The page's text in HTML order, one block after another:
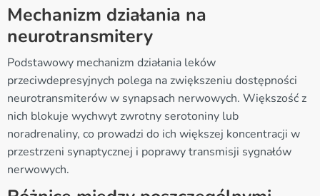
Mechanizm działania na
neurotransmitery
Podstawowy mechanizm działania leków
przeciwdepresyjnych polega na zwiększeniu dostępności
neurotransmiterów w synapsach nerwowych. Większość z
nich blokuje wychwyt zwrotny serotoniny lub
noradrenaliny, co prowadzi do ich większej koncentracji w
przestrzeni synaptycznej i poprawy transmisji sygnałów
nerwowych.